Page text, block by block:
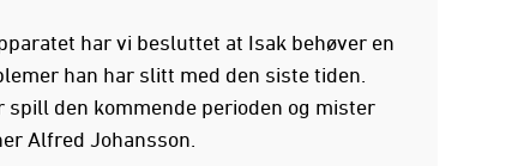
har vi besluttet at Isak behøver en
han har slitt med den siste tiden.
den kommende perioden og mister
Alfred Johansson.